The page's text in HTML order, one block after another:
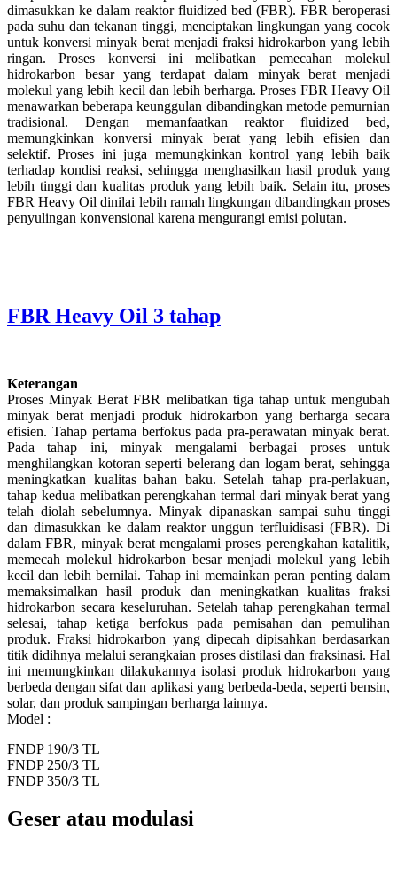
dimasukkan ke dalam reaktor fluidized bed (FBR). FBR beroperasi
pada suhu dan tekanan tinggi, menciptakan lingkungan yang cocok
untuk konversi minyak berat menjadi fraksi hidrokarbon yang lebih
ringan. Proses konversi ini melibatkan pemecahan molekul
hidrokarbon besar yang terdapat dalam minyak berat menjadi
molekul yang lebih kecil dan lebih berharga. Proses FBR Heavy Oil
menawarkan beberapa keunggulan dibandingkan metode pemurnian
tradisional. Dengan memanfaatkan reaktor fluidized bed,
memungkinkan konversi minyak berat yang lebih efisien dan
selektif. Proses ini juga memungkinkan kontrol yang lebih baik
terhadap kondisi reaksi, sehingga menghasilkan hasil produk yang
lebih tinggi dan kualitas produk yang lebih baik. Selain itu, proses
FBR Heavy Oil dinilai lebih ramah lingkungan dibandingkan proses
penyulingan konvensional karena mengurangi emisi polutan.
FBR Heavy Oil 3 tahap
Keterangan
Proses Minyak Berat FBR melibatkan tiga tahap untuk mengubah
minyak berat menjadi produk hidrokarbon yang berharga secara
efisien. Tahap pertama berfokus pada pra-perawatan minyak berat.
Pada tahap ini, minyak mengalami berbagai proses untuk
menghilangkan kotoran seperti belerang dan logam berat, sehingga
meningkatkan kualitas bahan baku. Setelah tahap pra-perlakuan,
tahap kedua melibatkan perengkahan termal dari minyak berat yang
telah diolah sebelumnya. Minyak dipanaskan sampai suhu tinggi
dan dimasukkan ke dalam reaktor unggun terfluidisasi (FBR). Di
dalam FBR, minyak berat mengalami proses perengkahan katalitik,
memecah molekul hidrokarbon besar menjadi molekul yang lebih
kecil dan lebih bernilai. Tahap ini memainkan peran penting dalam
memaksimalkan hasil produk dan meningkatkan kualitas fraksi
hidrokarbon secara keseluruhan. Setelah tahap perengkahan termal
selesai, tahap ketiga berfokus pada pemisahan dan pemulihan
produk. Fraksi hidrokarbon yang dipecah dipisahkan berdasarkan
titik didihnya melalui serangkaian proses distilasi dan fraksinasi. Hal
ini memungkinkan dilakukannya isolasi produk hidrokarbon yang
berbeda dengan sifat dan aplikasi yang berbeda-beda, seperti bensin,
solar, dan produk sampingan berharga lainnya.
Model :
FNDP 190/3 TL
FNDP 250/3 TL
FNDP 350/3 TL
Geser atau modulasi